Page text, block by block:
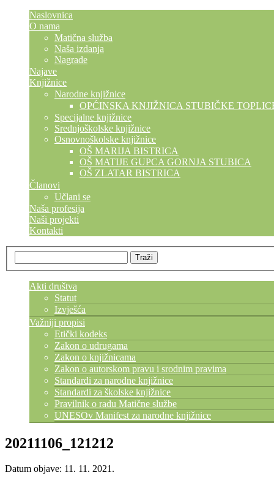
Naslovnica
O nama
Matična služba
Naša izdanja
Nagrade
Najave
Knjižnice
Narodne knjižnice
OPĆINSKA KNJIŽNICA STUBIČKE
Specijalne knjižnice
Srednjoškolske knjižnice
Osnovnoškolske knjižnice
OŠ MARIJA BISTRICA
OŠ MATIJE GUPCA GORNJA STUBICA
OŠ ZLATAR BISTRICA
Članovi
Učlani se
Naša profesija
Naši projekti
Kontakti
Akti društva
Statut
Izvješća
Važniji propisi
Etički kodeks
Zakon o udrugama
Zakon o knjižnicama
Zakon o autorskom pravu i srodnim pravima
Standardi za narodne knjižnice
Standardi za školske knjižnice
Pravilnik o radu Matične službe
UNESOv Manifest za narodne knjižnice
20211106_121212
Datum objave: 11. 11. 2021.